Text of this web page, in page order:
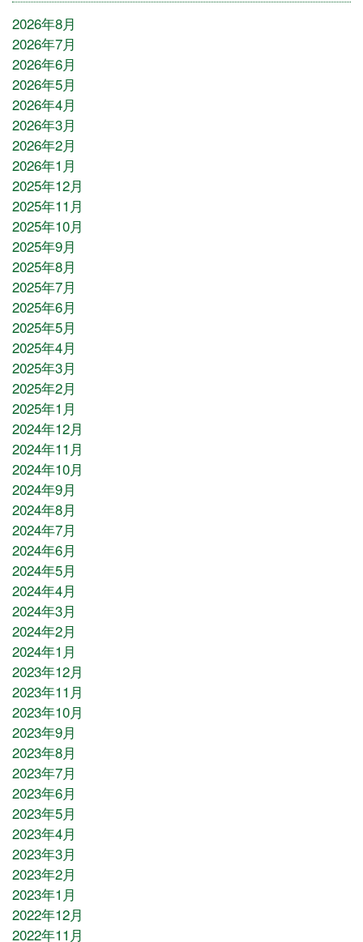
2026年8月
2026年7月
2026年6月
2026年5月
2026年4月
2026年3月
2026年2月
2026年1月
2025年12月
2025年11月
2025年10月
2025年9月
2025年8月
2025年7月
2025年6月
2025年5月
2025年4月
2025年3月
2025年2月
2025年1月
2024年12月
2024年11月
2024年10月
2024年9月
2024年8月
2024年7月
2024年6月
2024年5月
2024年4月
2024年3月
2024年2月
2024年1月
2023年12月
2023年11月
2023年10月
2023年9月
2023年8月
2023年7月
2023年6月
2023年5月
2023年4月
2023年3月
2023年2月
2023年1月
2022年12月
2022年11月